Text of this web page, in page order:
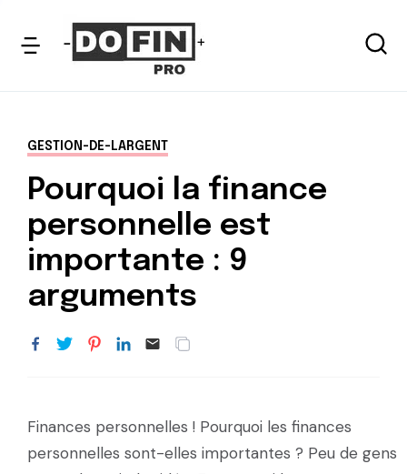
GESTION-DE-LARGENT
Pourquoi la finance
personnelle est
importante : 9
arguments
Finances personnelles ! Pourquoi les finances
personnelles sont-elles importantes ? Peu de gens